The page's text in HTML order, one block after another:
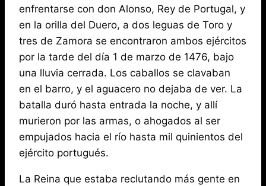
enfrentarse con don Alonso, Rey de Portugal, y
en la orilla del Duero, a dos leguas de Toro y
tres de Zamora se encontraron ambos ejércitos
por la tarde del día 1 de marzo de 1476, bajo
una lluvia cerrada. Los caballos se clavaban
en el barro, y el aguacero no dejaba de ver. La
batalla duró hasta entrada la noche, y allí
murieron por las armas, o ahogados al ser
empujados hacia el río hasta mil quinientos del
ejército portugués.
La Reina que estaba reclutando más gente en